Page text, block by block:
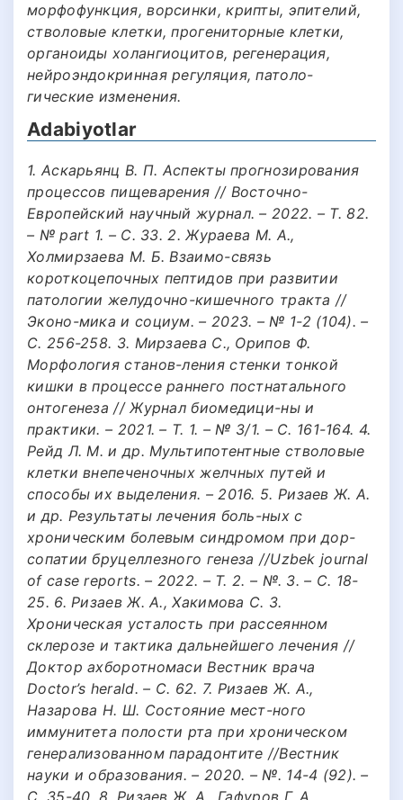
морфофункция, ворсинки, крипты, эпителий,
стволовые клетки, прогениторные клетки,
органоиды холангиоцитов, регенерация,
нейроэндокринная регуляция, патоло-
гические изменения.
Adabiyotlar
1. Аскарьянц В. П. Аспекты прогнозирования
процессов пищеварения // Восточно-
Европейский научный журнал. – 2022. – Т. 82.
– № part 1. – С. 33. 2. Жураева М. А.,
Холмирзаева М. Б. Взаимо-связь
короткоцепочных пептидов при развитии
патологии желудочно-кишечного тракта //
Эконо-мика и социум. – 2023. – № 1-2 (104). –
С. 256-258. 3. Мирзаева С., Орипов Ф.
Морфология станов-ления стенки тонкой
кишки в процессе раннего постнатального
онтогенеза // Журнал биомедици-ны и
практики. – 2021. – Т. 1. – № 3/1. – С. 161-164. 4.
Рейд Л. М. и др. Мультипотентные стволовые
клетки внепеченочных желчных путей и
способы их выделения. – 2016. 5. Ризаев Ж. А.
и др. Результаты лечения боль-ных с
хроническим болевым синдромом при дор-
сопатии бруцеллезного генеза //Uzbek journal
of case reports. – 2022. – Т. 2. – №. 3. – С. 18-
25. 6. Ризаев Ж. А., Хакимова С. З.
Хроническая усталость при рассеянном
склерозе и тактика дальнейшего лечения //
Доктор ахборотномаси Вестник врача
Doctor’s herald. – С. 62. 7. Ризаев Ж. А.,
Назарова Н. Ш. Состояние мест-ного
иммунитета полости рта при хроническом
генерализованном парадонтите //Вестник
науки и образования. – 2020. – №. 14-4 (92). –
С. 35-40. 8. Ризаев Ж. А., Гафуров Г. А.